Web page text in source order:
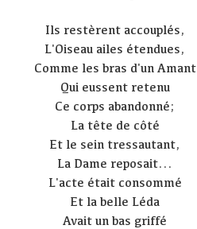
Ils restèrent accouplés,
L'Oiseau ailes étendues,
Comme les bras d'un Amant
Qui eussent retenu
Ce corps abandonné;
La tête de côté
Et le sein tressautant,
La Dame reposait...
L'acte était consommé
Et la belle Léda
Avait un bas griffé